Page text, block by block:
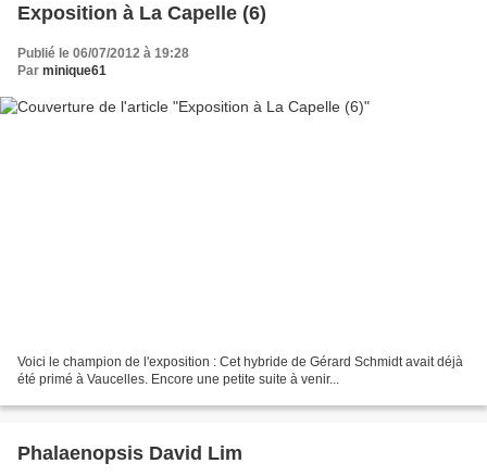
Exposition à La Capelle (6)
Publié le 06/07/2012 à 19:28
Par minique61
Voici le champion de l'exposition : Cet hybride de Gérard Schmidt avait déjà
été primé à Vaucelles. Encore une petite suite à venir...
Phalaenopsis David Lim